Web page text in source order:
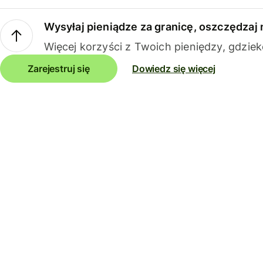
Wysyłaj pieniądze za granicę, oszczędzaj
Więcej korzyści z Twoich pieniędzy,
Zarejestruj się Dowiedz się więcej